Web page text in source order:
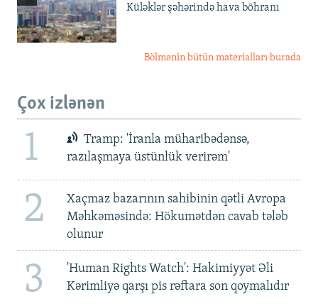
Küləklər şəhərində hava böhranı
Bölmənin bütün materialları burada
Çox izlənən
1
Tramp: 'İranla müharibədənsə,
razılaşmaya üstünlük verirəm'
2
Xaçmaz bazarının sahibinin qətli Avropa
Məhkəməsində: Hökumətdən cavab tələb
olunur
3
'Human Rights Watch': Hakimiyyət Əli
Kərimliyə qarşı pis rəftara son qoymalıdır